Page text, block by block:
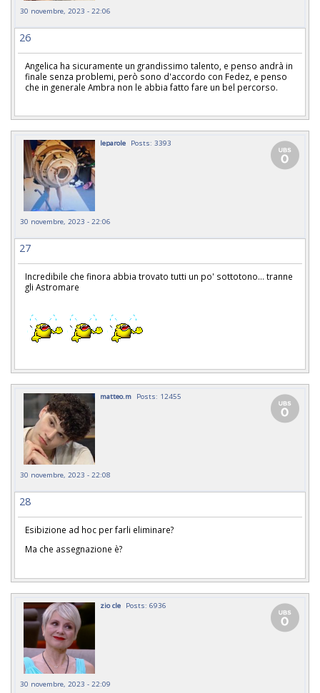
30 novembre, 2023 - 22:06
26
Angelica ha sicuramente un grandissimo talento, e penso andrà in
finale senza problemi, però sono d'accordo con Fedez, e penso
che in generale Ambra non le abbia fatto fare un bel percorso.
leparole Posts: 3393
30 novembre, 2023 - 22:06
27
Incredibile che finora abbia trovato tutti un po' sottotono... tranne
gli Astromare
matteo.m Posts: 12455
30 novembre, 2023 - 22:08
28
Esibizione ad hoc per farli eliminare?
Ma che assegnazione è?
zio cle Posts: 6936
30 novembre, 2023 - 22:09